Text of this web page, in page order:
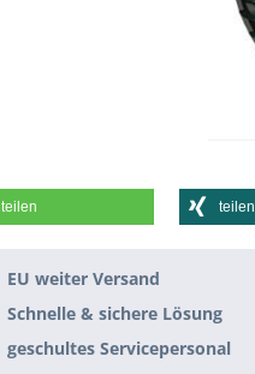
teilen teilen
EU weiter Versand
Schnelle & sichere Lösung
geschultes Servicepersonal